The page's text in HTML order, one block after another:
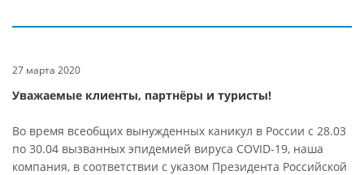
27 марта 2020
Уважаемые клиенты, партнёры и туристы!
Во время всеобщих вынужденных каникул в России с 28.03
по 30.04 вызванных эпидемией вируса COVID-19, наша
компания, в соответствии с указом Президента Российской